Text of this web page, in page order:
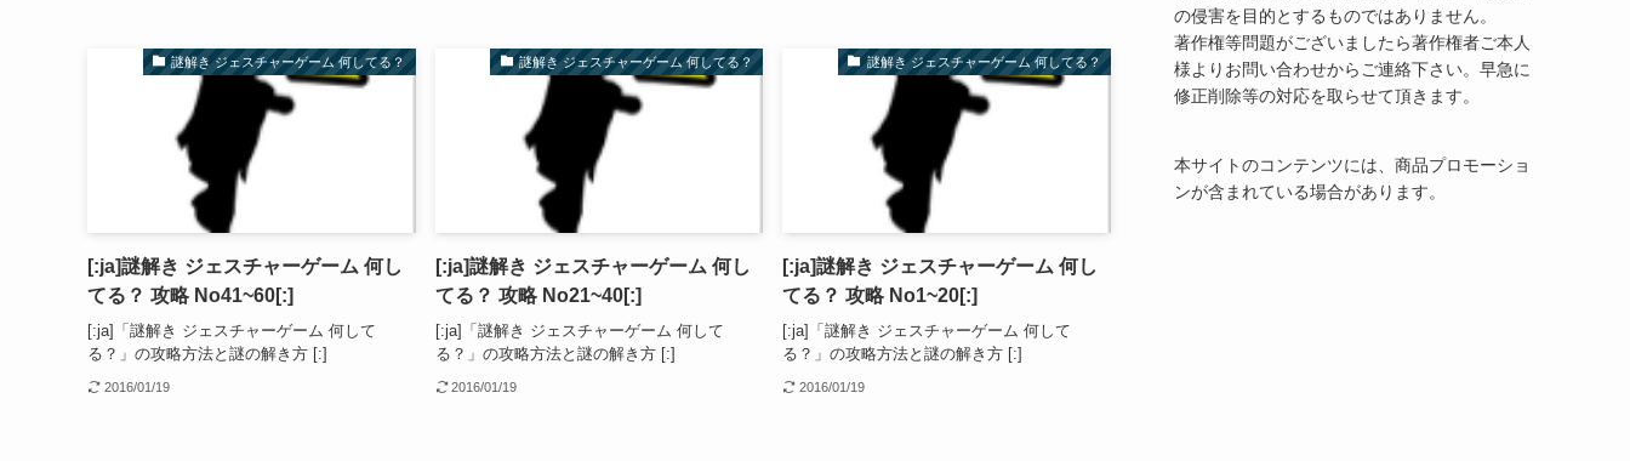
謎解き ジェスチャーゲーム 何してる？
[:ja]謎解き ジェスチャーゲーム 何し
てる？ 攻略 No41~60[:]
[:ja]「謎解き ジェスチャーゲーム 何して
る？」の攻略方法と謎の解き方 [:]
2016/01/19
謎解き ジェスチャーゲーム 何してる？
[:ja]謎解き ジェスチャーゲーム 何し
てる？ 攻略 No21~40[:]
[:ja]「謎解き ジェスチャーゲーム 何して
る？」の攻略方法と謎の解き方 [:]
2016/01/19
謎解き ジェスチャーゲーム 何してる？
[:ja]謎解き ジェスチャーゲーム 何し
てる？ 攻略 No1~20[:]
[:ja]「謎解き ジェスチャーゲーム 何して
る？」の攻略方法と謎の解き方 [:]
2016/01/19
の侵害を目的とするものではありません。
著作権等問題がございましたら著作権者ご本人
様よりお問い合わせからご連絡下さい。早急に
修正削除等の対応を取らせて頂きます。
本サイトのコンテンツには、商品プロモーショ
ンが含まれている場合があります。